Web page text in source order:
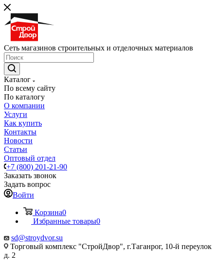
Сеть магазинов строительных и отделочных материалов
Каталог
По всему сайту
По каталогу
О компании
Услуги
Как купить
Контакты
Новости
Статьи
Оптовый отдел
+7 (800) 201-21-90
Заказать звонок
Задать вопрос
Войти
Корзина0
Избранные товары0
sd@stroydvor.su
Торговый комплекс "СтройДвор", г.Таганрог, 10-й переулок
д. 2